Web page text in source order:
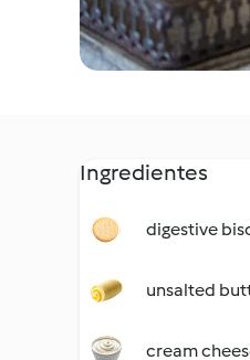
Ingredientes
digestive
unsalted
cream